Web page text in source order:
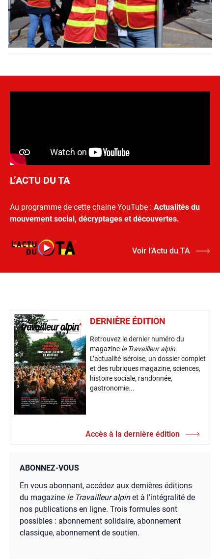
L’ACTU DU TA
Au programme de cette chaine YouTube : Actualités du
mouvement social, décryptages et découvertes.
Voir l’Actu du TA
DERNIÈRE ÉDITION
Retrouvez le dernier numéro du
magazine le Travailleur alpin.
L’actualité iséroise, un dossier complet
et des rubriques magazine, sciences,
histoire sociale, randonnée,
gastronomie...
Accès à la dernière édition
ABONNEZ-VOUS
En vous abonnant, accédez aux dernières éditions
du magazine le Travailleur alpinet à l’intégralité de
nos publications en ligne. Trois formules sont
possibles : abonnement solidaire, abonnement
classique, abonnement de soutien.